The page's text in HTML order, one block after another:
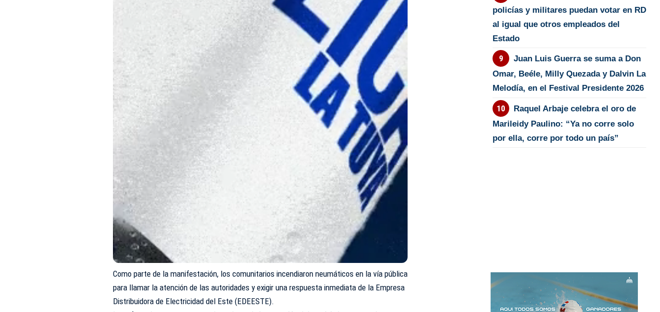
Como parte de la manifestación, los comunitarios incendiaron neumáticos en la vía pública
para llamar la atención de las autoridades y exigir una respuesta inmediata de la Empresa
Distribuidora de Electricidad del Este (EDEESTE).
policías y militares puedan votar en RD
al igual que otros empleados del
Estado
Juan Luis Guerra se suma a Don
Omar, Beéle, Milly Quezada y Dalvin La
Melodía, en el Festival Presidente 2026
Raquel Arbaje celebra el oro de
Marileidy Paulino: “Ya no corre solo
por ella, corre por todo un país”